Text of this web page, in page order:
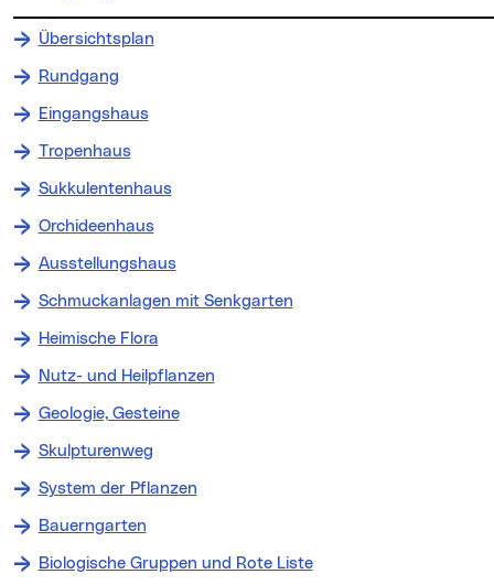
Übersichtsplan
Rundgang
Eingangshaus
Tropenhaus
Sukkulentenhaus
Orchideenhaus
Ausstellungshaus
Schmuckanlagen mit Senkgarten
Heimische Flora
Nutz- und Heilpflanzen
Geologie, Gesteine
Skulpturenweg
System der Pflanzen
Bauerngarten
Biologische Gruppen und Rote Liste